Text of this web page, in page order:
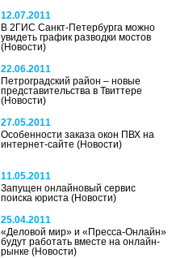
12.07.2011
В 2ГИС Санкт-Петербурга можно
увидеть график разводки мостов
(Новости)
22.06.2011
Петроградский район – новые
представительства в Твиттере
(Новости)
27.05.2011
Особенности заказа окон ПВХ на
интернет-сайте(Новости)
11.05.2011
Запущен онлайновый сервис
поиска юриста(Новости)
25.04.2011
«Деловой мир» и «Пресса-Онлайн»
будут работать вместе на онлайн-
рынке(Новости)